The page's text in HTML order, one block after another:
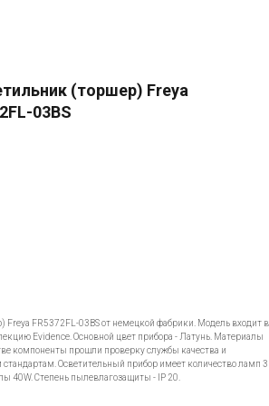
(торшер) Freya
03BS
Freya FR5372FL-03BS от немецкой фабрики. Модель входит в
Evidence. Основной цвет прибора - Латунь. Материалы
компоненты прошли проверку службы качества и
Осветительный прибор имеет количество ламп 3
40W. Степень пылевлагозащиты - IP 20.